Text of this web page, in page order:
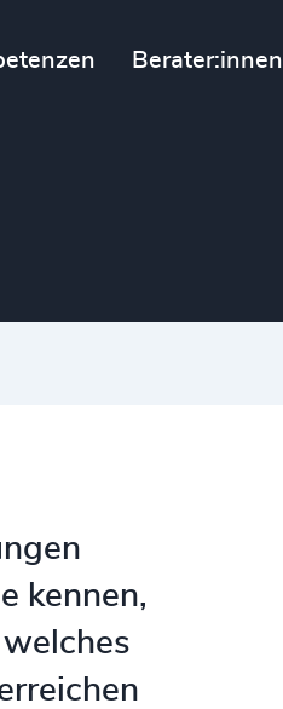
Berater:innen
kennen,